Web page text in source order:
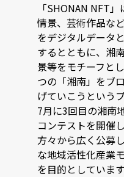
「SHONAN NFT
情景、芸術作品な
をデジタルデータ
するとともに、湘
景等をモチーフと
つの「湘南」をブ
げていこうという
7月に3回目の湘南
コンテストを開催
方々から広く公募
な地域活性化産業
を目的としています